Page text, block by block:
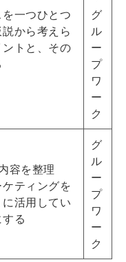
一つひとつ
から考えら
トと、その
グ
ル
ー
プ
ワ
ー
ク
容を整理
ティングを
活用してい
る
グ
ル
ー
プ
ワ
ー
ク